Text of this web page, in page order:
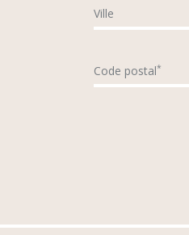
Ville
Code postal*